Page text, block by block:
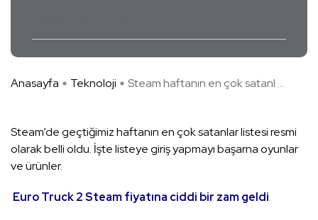
Anasayfa Teknoloji Steam haftanın en çok satanl ...
Steam’de geçtiğimiz haftanın en çok satanlar listesi resmi
olarak belli oldu. İşte listeye giriş yapmayı başarna oyunlar
ve ürünler.
Euro Truck 2 Steam fiyatına ciddi bir zam geldi